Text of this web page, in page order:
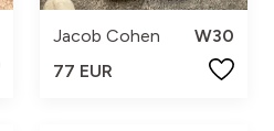
Jacob Cohen
W30
77 EUR